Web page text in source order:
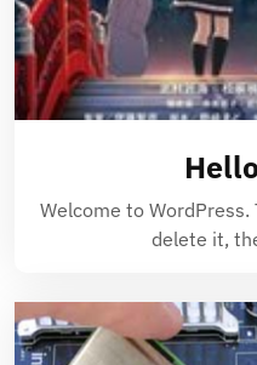
Welcome to
delete it,